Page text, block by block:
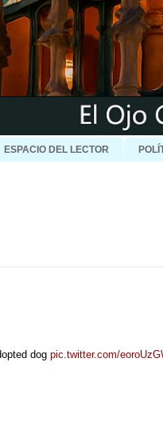
ESPACIO DEL LECTOR
dog pic.twitter.com/